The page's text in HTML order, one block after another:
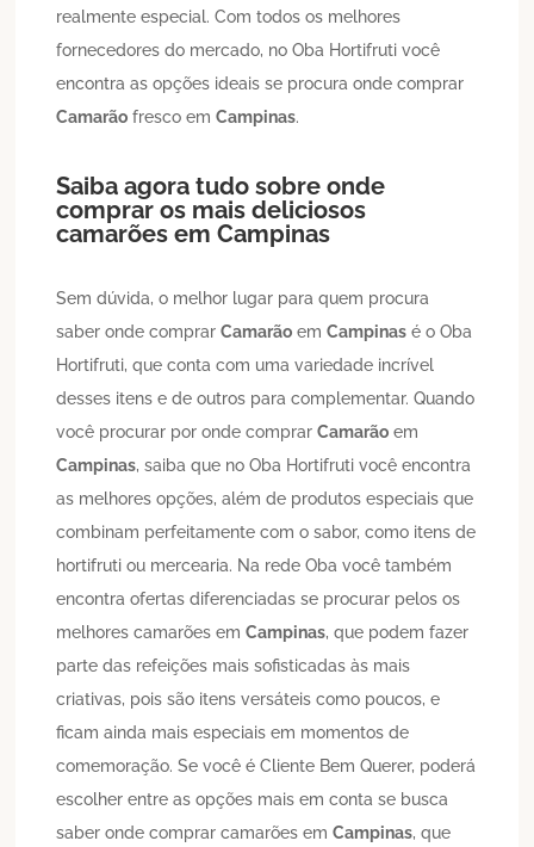
realmente especial. Com todos os melhores
fornecedores do mercado, no Oba Hortifruti você
encontra as opções ideais se procura onde comprar
Camarão fresco emCampinas.
Saiba agora tudo sobre onde
comprar os mais deliciosos
camarões emCampinas
Sem dúvida, o melhor lugar para quem procura
saber onde comprarCamarão emCampinas é o Oba
Hortifruti, que conta com uma variedade incrível
desses itens e de outros para complementar. Quando
você procurar por onde comprarCamarão em
Campinas, saiba que no Oba Hortifruti você encontra
as melhores opções, além de produtos especiais que
combinam perfeitamente com o sabor, como itens de
hortifruti ou mercearia. Na rede Oba você também
encontra ofertas diferenciadas se procurar pelos os
melhores camarões emCampinas, que podem fazer
parte das refeições mais sofisticadas às mais
criativas, pois são itens versáteis como poucos, e
ficam ainda mais especiais em momentos de
comemoração. Se você é Cliente Bem Querer, poderá
escolher entre as opções mais em conta se busca
saber onde comprar camarões emCampinas, que